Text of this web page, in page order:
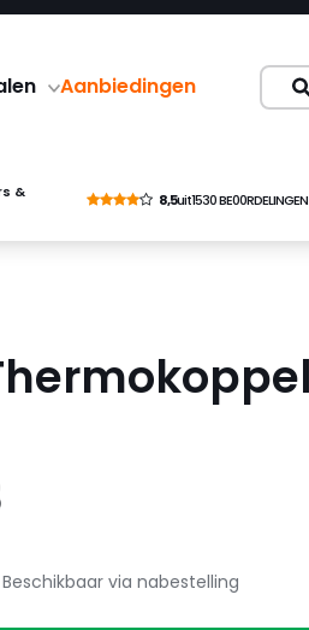
Aanbiedingen
&
8,5uit1530 BE00RDELINGEN
Beschikbaar via nabestelling